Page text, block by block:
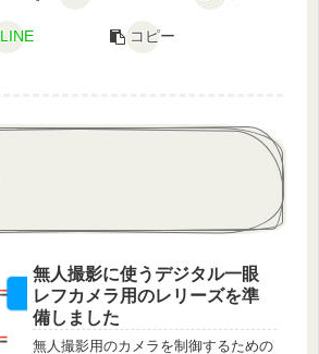
LINE コピー
無人撮影に使うデジタル一眼
レフカメラ用のレリーズを準
備しました
無人撮影用のカメラを制御するための